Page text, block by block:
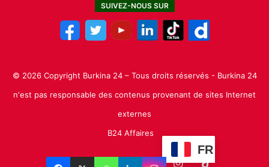
SUIVEZ-NOUS SUR
© 2026 Copyright Burkina 24 – Tous droits réservés - Burkina 24
n'est pas responsable des contenus provenant de sites Internet
externes
B24 Affaires
FR
Facebook LinkedinYouTubeInstagram
TikTok